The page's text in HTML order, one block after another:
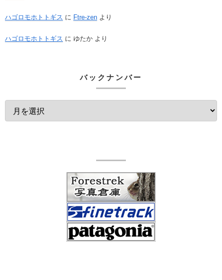
ハゴロモホトトギス に Ftre-zen より
ハゴロモホトトギス に ゆたか より
バックナンバー